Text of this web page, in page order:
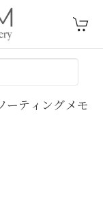
ーティングメモ